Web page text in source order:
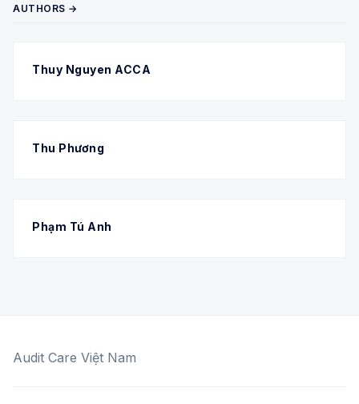
AUTHORS →
Thuy Nguyen ACCA
Thu Phương
Phạm Tú Anh
Audit Care Việt Nam